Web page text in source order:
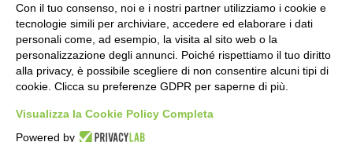
Con il tuo consenso, noi e i nostri partner utilizziamo i cookie e
tecnologie simili per archiviare, accedere ed elaborare i dati
personali come, ad esempio, la visita al sito web o la
personalizzazione degli annunci. Poiché rispettiamo il tuo diritto
alla privacy, è possibile scegliere di non consentire alcuni tipi di
cookie. Clicca su preferenze GDPR per saperne di più.
Visualizza la Cookie Policy Completa
Powered by